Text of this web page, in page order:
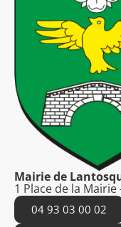
Mairie de
1 Place de la Mairie
04 93 03 00 02